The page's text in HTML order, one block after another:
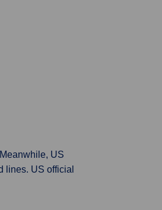
US
lines. US official